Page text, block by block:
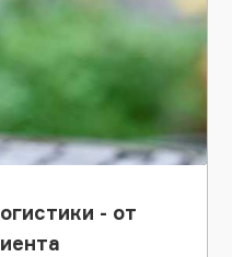
- от